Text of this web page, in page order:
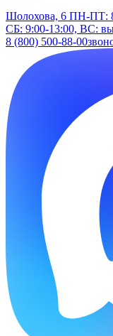
Шолохова, 6 ПН-ПТ:
СБ: 9:00-13:00, ВС:
8 (800) 500-88-00